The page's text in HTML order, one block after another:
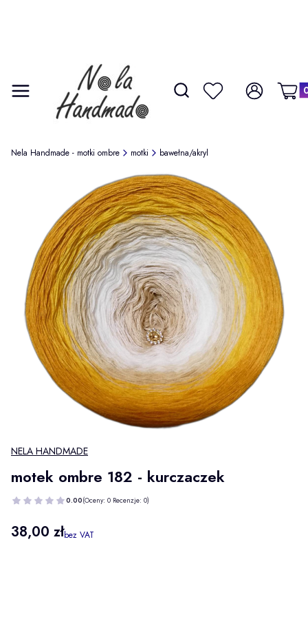
Menu Otwórz wyszukiwarkę
Szukaj Ulubione Zaloguj się
Nela Handmade - motki ombre motki bawełna/akryl
NELA HANDMADE
motek ombre 182 - kurczaczek
0.00(Oceny: 0 Recenzje: 0)
Cena
38,00 złbez VAT